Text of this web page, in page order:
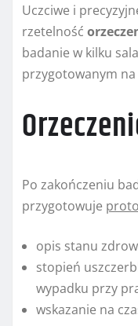
Uczciwe i
rzetelność
badanie w kilku
przygotowanym na
Po zakończeniu
przygotowuje
opis stanu
stopień
wypadku przy
wskazanie na